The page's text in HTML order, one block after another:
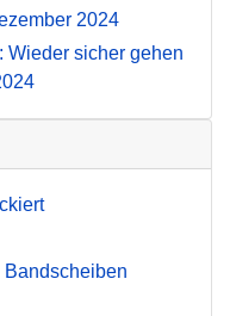
2024
Wieder sicher gehen
Bandscheiben